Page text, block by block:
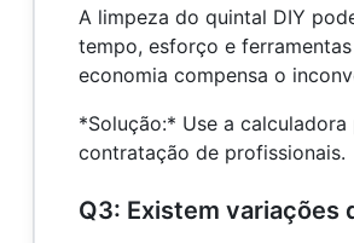
A limpeza do quintal DIY
tempo, esforço e
economia compensa o
*Solução:* Use a
contratação de profissionais.
Q3: Existem variações